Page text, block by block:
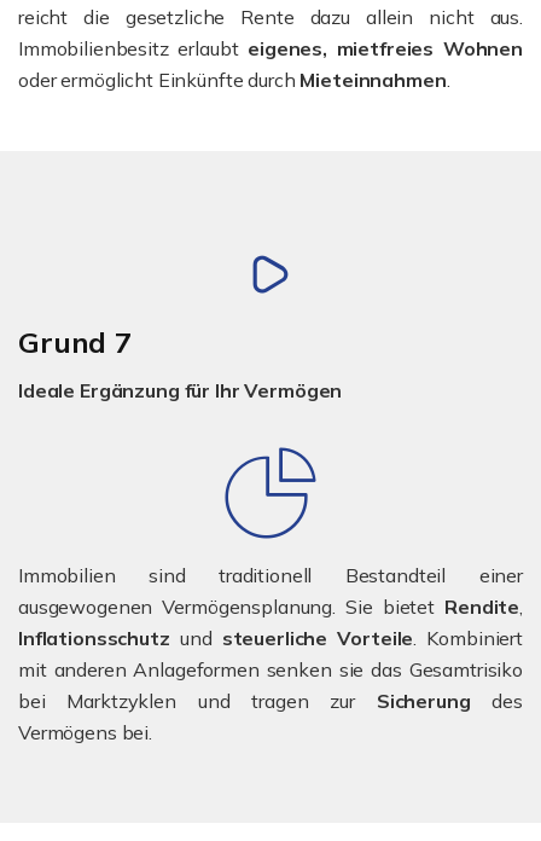
reicht die gesetzliche Rente dazu allein nicht aus.
Immobilienbesitz erlaubt eigenes, mietfreies Wohnen
oder ermöglicht Einkünfte durch Mieteinnahmen.
Grund 7
Ideale Ergänzung für Ihr Vermögen
Immobilien sind traditionell Bestandteil einer
ausgewogenen Vermögensplanung. Sie bietet Rendite,
Inflationsschutz und steuerliche Vorteile. Kombiniert
mit anderen Anlageformen senken sie das Gesamtrisiko
bei Marktzyklen und tragen zur Sicherungdes
Vermögens bei.